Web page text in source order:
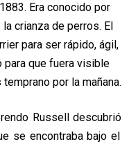
Era conocido por
la crianza de perros. El
para ser rápido, ágil,
para que fuera visible
temprano por la mañana.
Russelldescubrió
se encontraba bajo el